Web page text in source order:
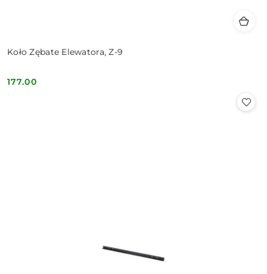
Koło Zębate Elewatora, Z-9
Cena:
177.00